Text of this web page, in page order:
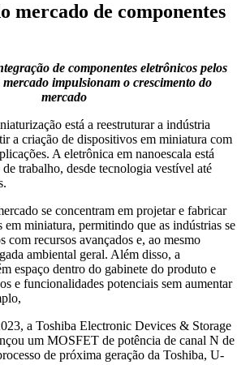
mercado de componentes
de componentes eletrônicos pelos
impulsionam o crescimento do
mercado
está a reestruturar a indústria
a criação de dispositivos em miniatura com
A eletrônica em nanoescala está
trabalho, desde tecnologia vestível até
se concentram em projetar e fabricar
em miniatura, permitindo que as indústrias se
com recursos avançados e, ao mesmo
ambiental geral. Além disso, a
espaço dentro do gabinete do produto e
e funcionalidades potenciais sem aumentar
a Toshiba Electronic Devices & Storage
um MOSFET de potência de canal N de
de próxima geração da Toshiba, U-